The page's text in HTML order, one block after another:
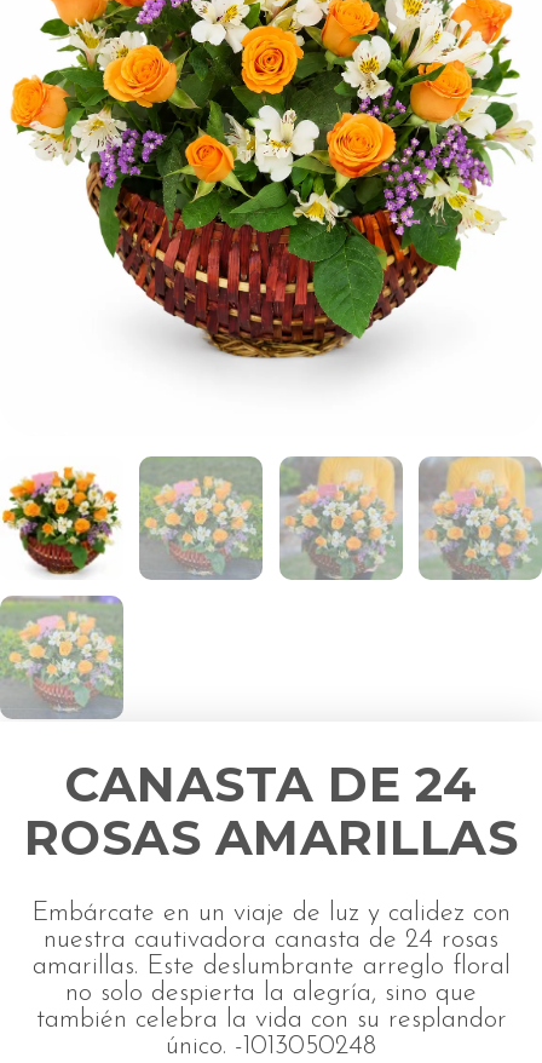
CANASTA DE 24
ROSAS AMARILLAS
Embárcate en un viaje de luz y calidez con
nuestra cautivadora canasta de 24 rosas
amarillas. Este deslumbrante arreglo floral
no solo despierta la alegría, sino que
también celebra la vida con su resplandor
único. -1013050248